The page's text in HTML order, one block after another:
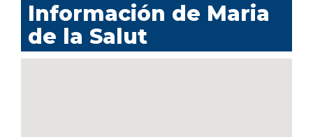
Información de Maria
de la Salut